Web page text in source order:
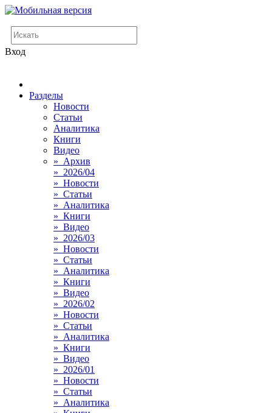
Вход
Разделы
Новости
Статьи
Аналитика
Книги
Видео
» Архив
» 2026/04
» Новости
» Статьи
» Аналитика
» Книги
» Видео
» 2026/03
» Новости
» Статьи
» Аналитика
» Книги
» Видео
» 2026/02
» Новости
» Статьи
» Аналитика
» Книги
» Видео
» 2026/01
» Новости
» Статьи
» Аналитика